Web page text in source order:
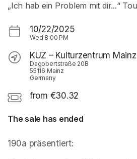
„Ich hab ein Problem mit dir...“
10/22/2025
Wed 8:00 PM
KUZ – Kulturzentrum Mainz
Dagobertstraße 20B
55116 Mainz
Germany
from €30.32
The sale has ended
190a präsentiert: